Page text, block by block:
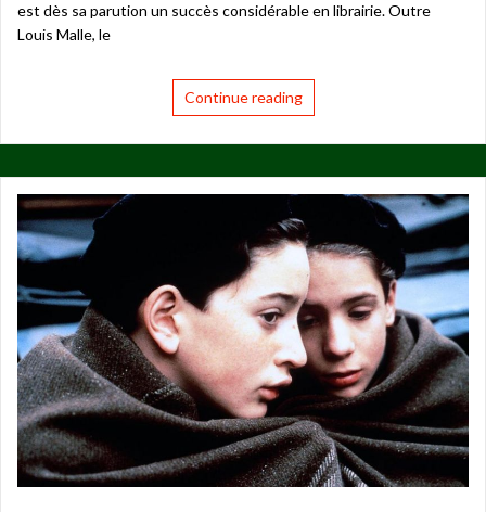
est dès sa parution un succès considérable en librairie. Outre
Louis Malle, le
Continue reading